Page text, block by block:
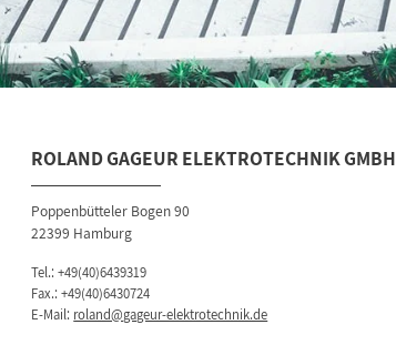
ROLAND GAGEUR ELEKTROTECHNIK GMBH
Poppenbütteler Bogen 90
22399 Hamburg
Tel.:+49(40)6439319
Fax.: +49(40)6430724
E-Mail: roland@gageur-elektrotechnik.de